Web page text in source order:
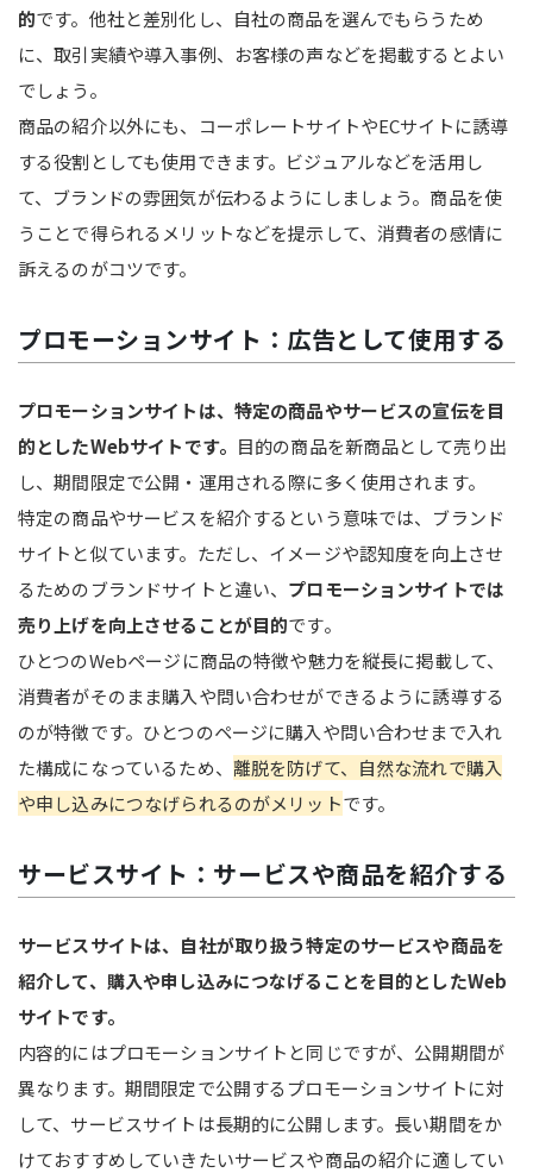
的です。他社と差別化し、自社の商品を選んでもらうため
に、取引実績や導入事例、お客様の声などを掲載するとよい
でしょう。
商品の紹介以外にも、コーポレートサイトやECサイトに誘導
する役割としても使用できます。ビジュアルなどを活用し
て、ブランドの雰囲気が伝わるようにしましょう。商品を使
うことで得られるメリットなどを提示して、消費者の感情に
訴えるのがコツです。
プロモーションサイト：広告として使用する
プロモーションサイトは、特定の商品やサービスの宣伝を目
的としたWebサイトです。 目的の商品を新商品として売り出
し、期間限定で公開・運用される際に多く使用されます。
特定の商品やサービスを紹介するという意味では、ブランド
サイトと似ています。ただし、イメージや認知度を向上させ
るためのブランドサイトと違い、 プロモーションサイトでは
売り上げを向上させることが目的です。
ひとつのWebページに商品の特徴や魅力を縦長に掲載して、
消費者がそのまま購入や問い合わせができるように誘導する
のが特徴です。ひとつのページに購入や問い合わせまで入れ
た構成になっているため、 離脱を防げて、自然な流れで購入
や申し込みにつなげられるのがメリットです。
サービスサイト：サービスや商品を紹介する
サービスサイトは、自社が取り扱う特定のサービスや商品を
紹介して、購入や申し込みにつなげることを目的としたWeb
サイトです。
内容的にはプロモーションサイトと同じですが、公開期間が
異なります。期間限定で公開するプロモーションサイトに対
して、サービスサイトは長期的に公開します。長い期間をか
けておすすめしていきたいサービスや商品の紹介に適してい